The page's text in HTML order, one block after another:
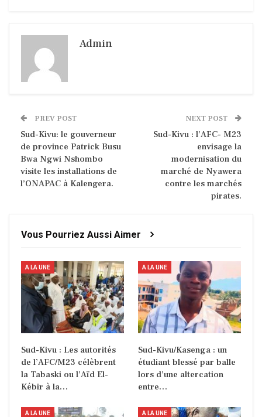
Admin
PREV POST
Sud-Kivu: le gouverneur
de province Patrick Busu
Bwa Ngwi Nshombo
visite les installations de
l’ONAPAC à Kalengera.
NEXT POST
Sud-Kivu : l’AFC- M23
envisage la
modernisation du
marché de Nyawera
contre les marchés
pirates.
Vous Pourriez Aussi Aimer
A LA UNE
Sud-Kivu : Les autorités
de l’AFC/M23 célèbrent
la Tabaski ou l’Aïd El-
Kébir à la…
A LA UNE
Sud-Kivu/Kasenga : un
étudiant blessé par balle
lors d’une altercation
entre…
A LA UNE A LA UNE